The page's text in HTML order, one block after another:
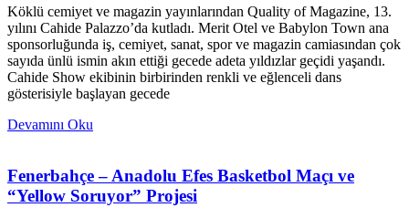
Köklü cemiyet ve magazin yayınlarından Quality of Magazine, 13.
yılını Cahide Palazzo’da kutladı. Merit Otel ve Babylon Town ana
sponsorluğunda iş, cemiyet, sanat, spor ve magazin camiasından çok
sayıda ünlü ismin akın ettiği gecede adeta yıldızlar geçidi yaşandı.
Cahide Show ekibinin birbirinden renkli ve eğlenceli dans
gösterisiyle başlayan gecede
Devamını Oku
Fenerbahçe – Anadolu Efes Basketbol Maçı ve
“Yellow Soruyor” Projesi